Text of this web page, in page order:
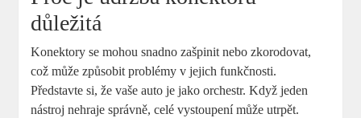
důležitá
Konektory se mohou snadno zašpinit nebo zkorodovat,
což může způsobit problémy v jejich funkčnosti.
Představte si, že vaše auto je jako orchestr. Když jeden
nástroj nehraje správně, celé vystoupení může utrpět.